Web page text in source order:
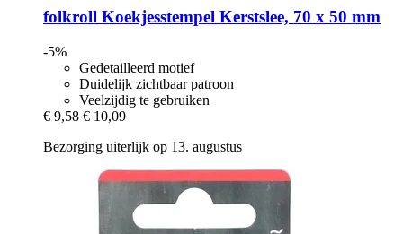
folkroll Koekjesstempel Kerstslee, 70 x 50 mm
-5%
Gedetailleerd motief
Duidelijk zichtbaar patroon
Veelzijdig te gebruiken
€ 9,58 € 10,09
Bezorging uiterlijk op 13. augustus